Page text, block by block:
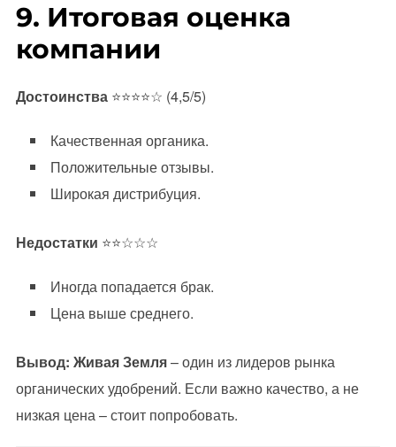
9. Итоговая оценка
компании
Достоинства⭐⭐⭐⭐☆ (4,5/5)
Качественная органика.
Положительные отзывы.
Широкая дистрибуция.
Недостатки ⭐⭐☆☆☆
Иногда попадается брак.
Цена выше среднего.
Вывод: Живая Земля– один из лидеров рынка
органических удобрений. Если важно качество, а не
низкая цена – стоит попробовать.